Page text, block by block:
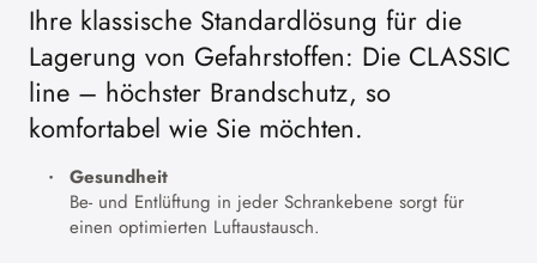
Ihre klassische Standardlösung für die
Lagerung von Gefahrstoffen: Die CLASSIC
line – höchster Brandschutz, so
komfortabel wie Sie möchten.
Gesundheit
Be- und Entlüftung in jeder Schrankebene sorgt für
einen optimierten Luftaustausch.